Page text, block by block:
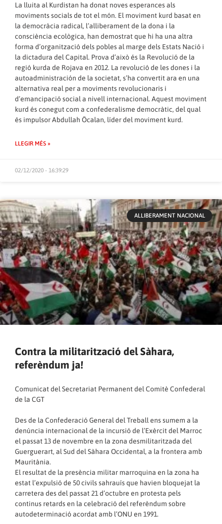
La lluita al Kurdistan ha donat noves esperances als
moviments socials de tot el món. El moviment kurd basat en
la democràcia radical, l’alliberament de la dona i la
consciència ecològica, han demostrat que hi ha una altra
forma d’organització dels pobles al marge dels Estats Nació i
la dictadura del Capital. Prova d’això és la Revolució de la
regió kurda de Rojava en 2012. La revolució de les dones i la
autoadministración de la societat, s’ha convertit ara en una
alternativa real per a moviments revolucionaris i
d’emancipació social a nivell internacional. Aquest moviment
kurd és conegut com a confederalisme democràtic, del qual
és impulsor Abdullah Öcalan, líder del moviment kurd.
LLEGIR MÉS »
02/12/2020 - 16:39:29
ALLIBERAMENT NACIONAL
Contra la militarització del Sàhara,
referèndum ja!
Comunicat del Secretariat Permanent del Comitè Confederal
de la CGT
Des de la Confederació General del Treball ens sumem a la
denúncia internacional de la incursió de l’Exèrcit del Marroc
el passat 13 de novembre en la zona desmilitaritzada del
Guerguerart, al Sud del Sàhara Occidental, a la frontera amb
Mauritània.
El resultat de la presència militar marroquina en la zona ha
estat l’expulsió de 50 civils sahrauís que havien bloquejat la
carretera des del passat 21 d’octubre en protesta pels
continus retards en la celebració del referèndum sobre
autodeterminació acordat amb l’ONU en 1991.